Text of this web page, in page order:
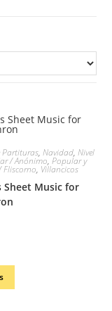
Partituras, Navidad, Nivel
/ Anónimo, Popular y
Fliscorno, Villancicos
Sheet Music for